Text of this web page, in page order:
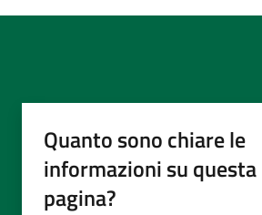
Quanto sono chiare le
informazioni su questa
pagina?